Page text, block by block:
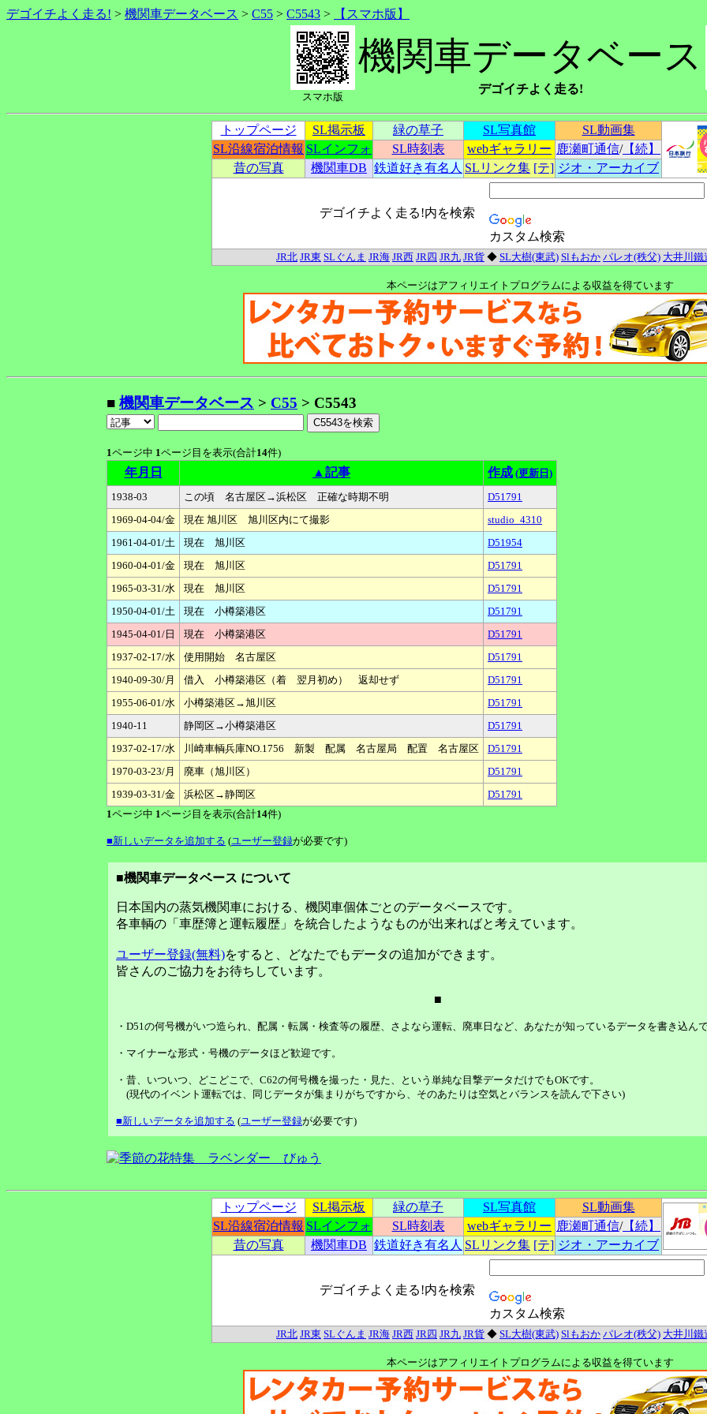
デゴイチよく走る! > 機関車データベース > C55 > C5543 > 【スマホ版】
スマホ版
機関車データベース
デゴイチよく走る!
トップページ SL掲示板 緑の草子 SL写真館
SL動画集
SL沿線宿泊情報 SLインフォ SL時刻表 webギャラリー 鹿瀬町通信/【続】
昔の写真
機関車DB 鉄道好き有名人 SLリンク集 [テ] ジオ・アーカイブ
デゴイチよく走る!内を検索
カスタム検索
JR北 JR東 SLぐんま JR海 JR西 JR四 JR九 JR貨 ◆ SL大樹(東武) Slもおか パレオ(秩父) 大井川鐵
本ページはアフィリエイトプログラムによる収益を得ています
■ 機関車データベース > C55 > C5543
1ページ中 1ページ目を表示(合計14件)
年月日 ▲記事 作成 (更新日)
1938-03
この頃 名古屋区→浜松区 正確な時期不明
D51791
1969-04-04/金
現在 旭川区 旭川区内にて撮影
studio_4310
1961-04-01/土
現在 旭川区
D51954
1960-04-01/金
現在 旭川区
D51791
1965-03-31/水
現在 旭川区
D51791
1950-04-01/土
現在 小樽築港区
D51791
1945-04-01/日
現在 小樽築港区
D51791
1937-02-17/水
使用開始 名古屋区
D51791
1940-09-30/月
借入 小樽築港区（着 翌月初め） 返却せず
D51791
1955-06-01/水
小樽築港区→旭川区
D51791
1940-11
静岡区→小樽築港区
D51791
1937-02-17/水
川崎車輌兵庫NO.1756 新製 配属 名古屋局 配置 名古屋区
D51791
1970-03-23/月
廃車（旭川区）
D51791
1939-03-31/金
浜松区→静岡区
D51791
1ページ中 1ページ目を表示(合計14件)
■新しいデータを追加する (ユーザー登録が必要です)
■機関車データベース について
日本国内の蒸気機関車における、機関車個体ごとのデータベースです。
各車輌の「車歴簿と運転履歴」を統合したようなものが出来ればと考えています。
ユーザー登録(無料)をすると、どなたでもデータの追加ができます。
皆さんのご協力をお待ちしています。
■
・D51の何号機がいつ造られ、配属・転属・検査等の履歴、さよなら運転、廃車日など、あなたが知っているデータを書き込んで
・マイナーな形式・号機のデータほど歓迎です。
・昔、いついつ、どこどこで、C62の何号機を撮った・見た、という単純な目撃データだけでもOKです。
(現代のイベント運転では、同じデータが集まりがちですから、そのあたりは空気とバランスを読んで下さい)
■新しいデータを追加する (ユーザー登録が必要です)
トップページ SL掲示板 緑の草子 SL写真館
SL動画集
SL沿線宿泊情報 SLインフォ SL時刻表 webギャラリー 鹿瀬町通信/【続】
昔の写真
機関車DB 鉄道好き有名人 SLリンク集 [テ] ジオ・アーカイブ
デゴイチよく走る!内を検索
カスタム検索
JR北 JR東 SLぐんま JR海 JR西 JR四 JR九 JR貨 ◆ SL大樹(東武) Slもおか パレオ(秩父) 大井川鐵
本ページはアフィリエイトプログラムによる収益を得ています